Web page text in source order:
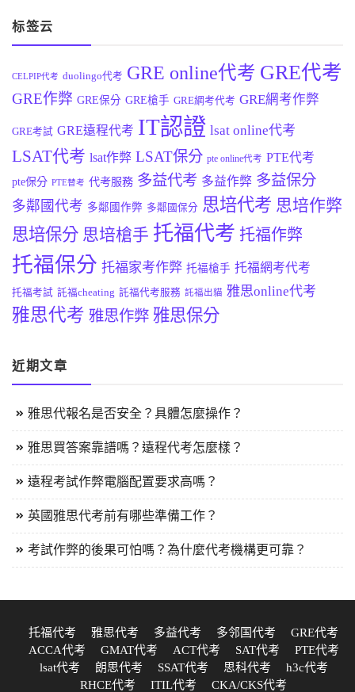
标签云
CELPIP代考 duolingo代考 GRE online代考 GRE代考
GRE作弊 GRE保分 GRE槍手 GRE網考代考 GRE網考作弊
GRE考試 GRE遠程代考 IT認證 lsat online代考
LSAT代考 lsat作弊 LSAT保分 pte online代考 PTE代考
pte保分 PTE替考 代考服務 多益代考 多益作弊 多益保分
多鄰國代考 多鄰國作弊 多鄰國保分 思培代考 思培作弊
思培保分 思培槍手 托福代考 托福作弊
托福保分 托福家考作弊 托福槍手 托福網考代考
托福考試 託福cheating 託福代考服務 託福出貓 雅思online代考
雅思代考 雅思作弊 雅思保分
近期文章
雅思代報名是否安全？具體怎麼操作？
雅思買答案靠譜嗎？遠程代考怎麼樣？
遠程考試作弊電腦配置要求高嗎？
英國雅思代考前有哪些準備工作？
考試作弊的後果可怕嗎？為什麼代考機構更可靠？
托福代考 雅思代考 多益代考 多邻国代考
GRE代考
ACCA代考
GMAT代考 ACT代考 SAT代考
PTE代考
lsat代考
朗思代考 SSAT代考 思科代考
h3c代考
RHCE代考
ITIL代考
CKA/CKS代考